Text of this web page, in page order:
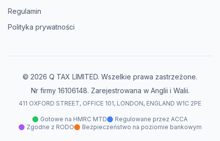
Regulamin
Polityka prywatności
© 2026 Q TAX LIMITED. Wszelkie prawa zastrzeżone.
Nr firmy 16106148. Zarejestrowana w Anglii i Walii.
411 OXFORD STREET, OFFICE 101, LONDON, ENGLAND W1C 2PE
Gotowe na HMRC MTD
Regulowane przez ACCA
Zgodne z RODO
Bezpieczeństwo na poziomie bankowym